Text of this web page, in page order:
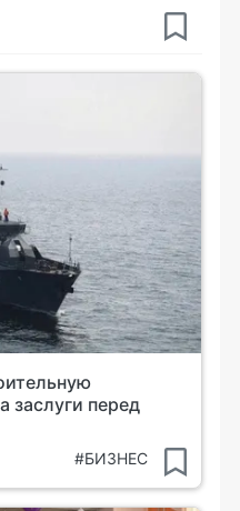
заслуги перед
#БИЗНЕС